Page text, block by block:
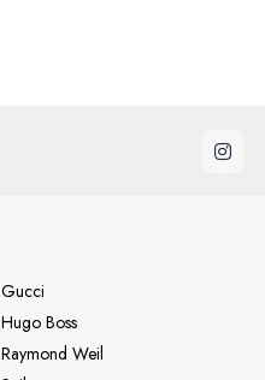
Gucci
Hugo Boss
Raymond Weil